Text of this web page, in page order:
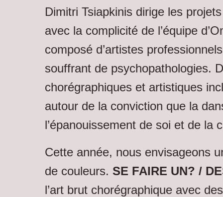
Dimitri Tsiapkinis dirige les
avec la complicité de l’équipe
composé d’artistes
souffrant de psychopathologies.
chorégraphiques et artistiques
autour de la conviction que la
l’épanouissement de soi et de la
Cette année, nous envisageons
de couleurs. SE FAIRE UN? /
l’art brut chorégraphique avec